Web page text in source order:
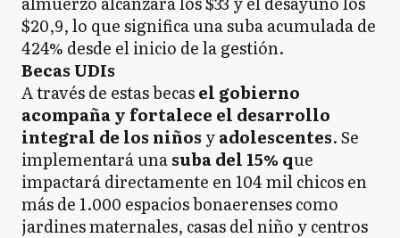
$20,9, lo que significa una suba acumulada de
424% desde el inicio de la gestión.
Becas UDIs
A través de estas becasel gobierno
acompaña y fortalece el desarrollo
integral de los niños yadolescentes. Se
implementará unasuba del 15% que
impactará directamente en 104 mil chicos en
más de 1.000 espacios bonaerenses como
jardines maternales, casas del niño y centros